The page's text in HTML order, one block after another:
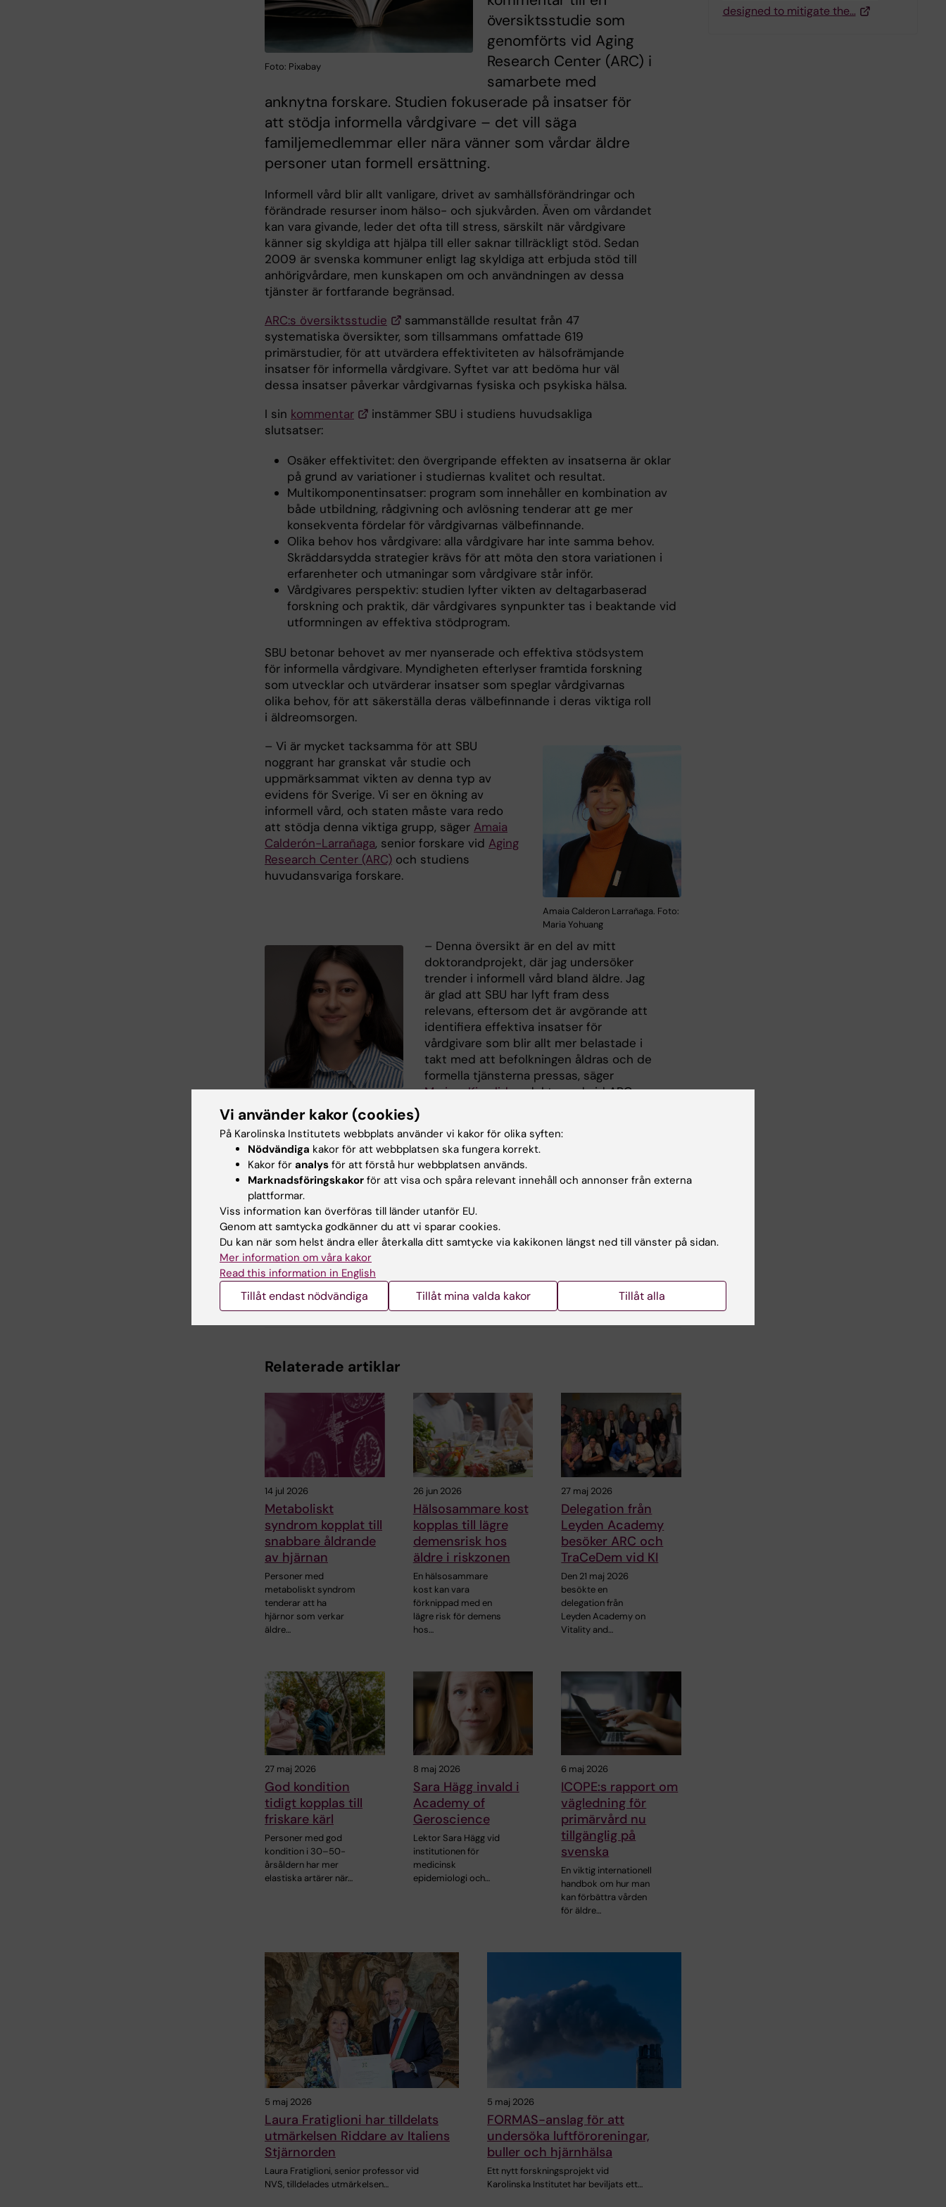
Foto: Pixabay
översiktsstudie som
genomförts vid Aging
Research Center (ARC) i
samarbete med
anknytna forskare. Studien fokuserade på insatser för
att stödja informella vårdgivare – det vill säga
familjemedlemmar eller nära vänner som vårdar äldre
personer utan formell ersättning.
Informell vård blir allt vanligare, drivet av samhällsförändringar och
förändrade resurser inom hälso- och sjukvården. Även om vårdandet
kan vara givande, leder det ofta till stress, särskilt när vårdgivare
känner sig skyldiga att hjälpa till eller saknar tillräckligt stöd. Sedan
2009 är svenska kommuner enligt lag skyldiga att erbjuda stöd till
anhörigvårdare, men kunskapen om och användningen av dessa
tjänster är fortfarande begränsad.
ARC:s översiktsstudie
sammanställde resultat från 47
systematiska översikter, som tillsammans omfattade 619
primärstudier, för att utvärdera effektiviteten av hälsofrämjande
insatser för informella vårdgivare. Syftet var att bedöma hur väl
dessa insatser påverkar vårdgivarnas fysiska och psykiska hälsa.
I sin kommentar
instämmer SBU i studiens huvudsakliga
slutsatser:
Osäker effektivitet: den övergripande effekten av insatserna är oklar
på grund av variationer i studiernas kvalitet och resultat.
Multikomponentinsatser: program som innehåller en kombination av
både utbildning, rådgivning och avlösning tenderar att ge mer
konsekventa fördelar för vårdgivarnas välbefinnande.
Olika behov hos vårdgivare: alla vårdgivare har inte samma behov.
Skräddarsydda strategier krävs för att möta den stora variationen i
erfarenheter och utmaningar som vårdgivare står inför.
Vårdgivares perspektiv: studien lyfter vikten av deltagarbaserad
forskning och praktik, där vårdgivares synpunkter tas i beaktande vid
utformningen av effektiva stödprogram.
SBU betonar behovet av mer nyanserade och effektiva stödsystem
för informella vårdgivare. Myndigheten efterlyser framtida forskning
som utvecklar och utvärderar insatser som speglar vårdgivarnas
olika behov, för att säkerställa deras välbefinnande i deras viktiga roll
i äldreomsorgen.
Amaia Calderon Larrañaga. Foto:
Maria Yohuang
– Vi är mycket tacksamma för att SBU
noggrant har granskat vår studie och
uppmärksammat vikten av denna typ av
evidens för Sverige. Vi ser en ökning av
informell vård, och staten måste vara redo
att stödja denna viktiga grupp, säger Amaia
Calderón-Larrañaga, senior forskare vid Aging
Research Center (ARC) och studiens
huvudansvariga forskare.
Alabastro Photography
– Denna översikt är en del av mitt
doktorandprojekt, där jag undersöker
trender i informell vård bland äldre. Jag
är glad att SBU har lyft fram dess
relevans, eftersom det är avgörande att
identifiera effektiva insatser för
vårdgivare som blir allt mer belastade i
takt med att befolkningen åldras och de
formella tjänsterna pressas, säger
Mariam Kirvalidze, doktorand vid ARC
Tags
Kommentar Åldrande
Uppdaterad av:
Charlotte Brandt
Dela
Relaterade artiklar
14 jul 2026
Metaboliskt
syndrom kopplat till
snabbare åldrande
av hjärnan
Personer med
metaboliskt syndrom
tenderar att ha
hjärnor som verkar
äldre…
26 jun 2026
Hälsosammare kost
kopplas till lägre
demensrisk hos
äldre i riskzonen
En hälsosammare
kost kan vara
förknippad med en
lägre risk för demens
hos…
27 maj 2026
Delegation från
Leyden Academy
besöker ARC och
TraCeDem vid KI
Den 21 maj 2026
besökte en
delegation från
Leyden Academy on
Vitality and…
27 maj 2026
God kondition
tidigt kopplas till
friskare kärl
Personer med god
kondition i 30–50-
årsåldern har mer
elastiska artärer när…
8 maj 2026
Sara Hägg invald i
Academy of
Geroscience
Lektor Sara Hägg vid
institutionen för
medicinsk
epidemiologi och…
6 maj 2026
ICOPE:s rapport om
vägledning för
primärvård nu
tillgänglig på
svenska
En viktig internationell
handbok om hur man
kan förbättra vården
för äldre…
5 maj 2026
Laura Fratiglioni har tilldelats
utmärkelsen Riddare av Italiens
Stjärnorden
Laura Fratiglioni, senior professor vid
NVS, tilldelades utmärkelsen…
5 maj 2026
FORMAS-anslag för att
undersöka luftföroreningar,
buller och hjärnhälsa
Ett nytt forskningsprojekt vid
Karolinska Institutet har beviljats ett…
designed to mitigate the…
Vi använder kakor (cookies)
På Karolinska Institutets webbplats använder vi kakor för olika syften:
Nödvändiga kakor för att webbplatsen ska fungera korrekt.
Kakor för analys för att förstå hur webbplatsen används.
Marknadsföringskakor för att visa och spåra relevant innehåll och annonser från externa
plattformar.
Viss information kan överföras till länder utanför EU.
Genom att samtycka godkänner du att vi sparar cookies.
Du kan när som helst ändra eller återkalla ditt samtycke via kakikonen längst ned till vänster på sidan.
Mer information om våra kakor
Read this information in English
Tillåt endast nödvändiga Tillåt mina valda kakor Tillåt alla